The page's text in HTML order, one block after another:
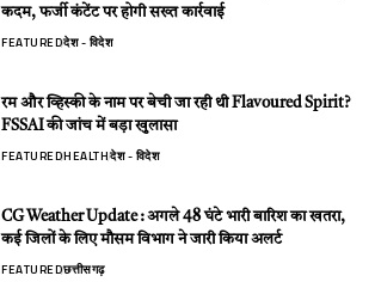
कदम, फर्जी कंटेंट पर होगी सख्त कार्रवाई
FEATUREDदेश - विदेश
रम और व्हिस्की के नाम पर बेची जा रही थी Flavoured Spirit?
FSSAI की जांच में बड़ा खुलासा
FEATUREDHEALTHदेश - विदेश
CG Weather Update : अगले 48 घंटे भारी बारिश का खतरा,
कई जिलों के लिए मौसम विभाग ने जारी किया अलर्ट
FEATUREDछत्तीसगढ़